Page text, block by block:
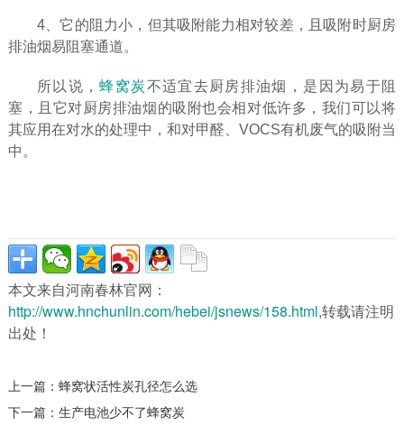
4、它的阻力小，但其吸附能力相对较差，且吸附时厨房
排油烟易阻塞通道。
所以说，蜂窝炭不适宜去厨房排油烟，是因为易于阻
塞，且它对厨房排油烟的吸附也会相对低许多，我们可以将
其应用在对水的处理中，和对甲醛、VOCS有机废气的吸附当
中。
本文来自河南春林官网：
http://www.hnchunlin.com/hebei/jsnews/158.html,转载请注明
出处！
上一篇： 蜂窝状活性炭孔径怎么选
下一篇： 生产电池少不了蜂窝炭